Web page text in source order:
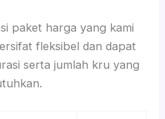
paket harga yang kami
fleksibel dan dapat
serta jumlah kru yang